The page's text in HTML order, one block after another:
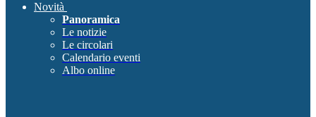
Novità
Panoramica
Le notizie
Le circolari
Calendario eventi
Albo online